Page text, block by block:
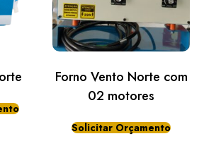
Forno Vento Norte com
02 motores
Solicitar Orçamento